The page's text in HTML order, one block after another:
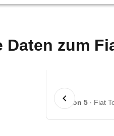
Daten zum
1 von 5 Fiat